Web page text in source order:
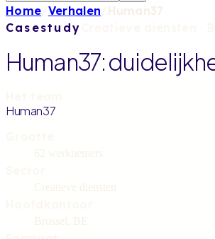
Home Verhalen Human37
Casestudy
Human37:
Human37
62 werknemers
Creatieve diensten
Brussel, BE